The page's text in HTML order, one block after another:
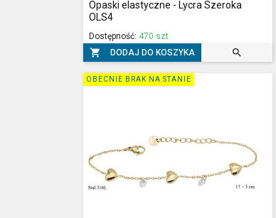
Opaski elastyczne - Lycra Szeroka
OLS4
Dostępność: 470 szt.
 DODAJ DO KOSZYKA 
OBECNIE BRAK NA STANIE